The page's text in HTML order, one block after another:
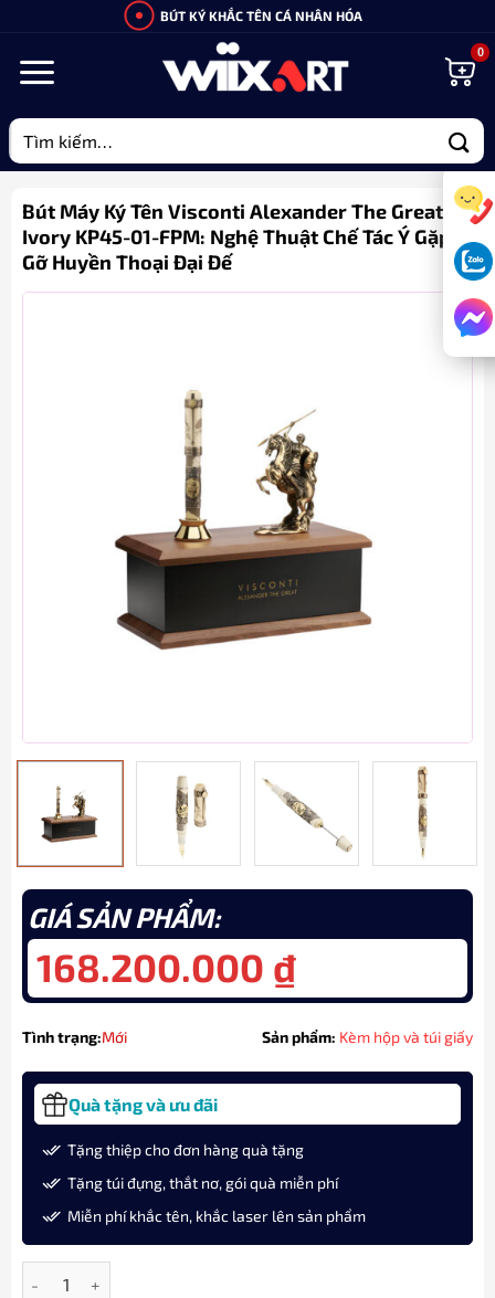
nội
BÚT KÝ KHẮC TÊN CÁ NHÂN HÓA
Tìm
kiếm:
Bút Máy Ký Tên Visconti Alexander The Great
Ivory KP45-01-FPM: Nghệ Thuật Chế Tác Ý Gặp
Gỡ Huyền Thoại Đại Đế
GIÁ SẢN PHẨM:
168.200.000 ₫
Tình trạng:Mới Sản phẩm: Kèm hộp và túi giấy
Quà tặng và ưu đãi
Tặng thiệp cho đơn hàng quà tặng
Tặng túi đựng, thắt nơ, gói quà miễn phí
Miễn phí khắc tên, khắc laser lên sản phẩm